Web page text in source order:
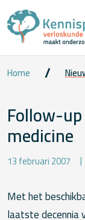
Home
Follow-
medicine
13 februari 2007
Met het
laatste decennia